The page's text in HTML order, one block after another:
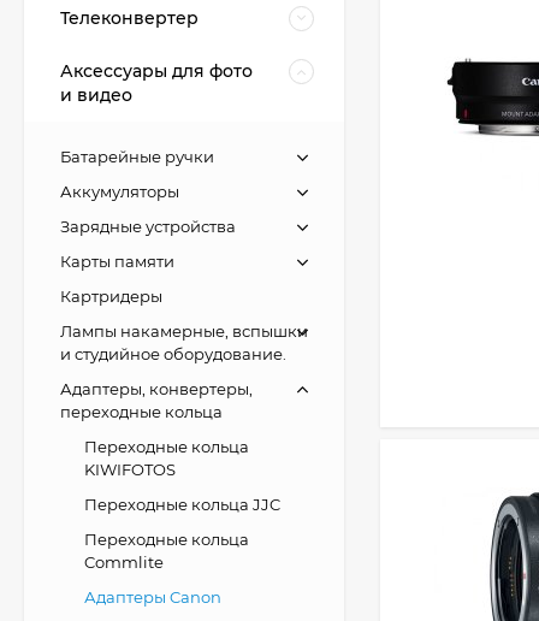
Телеконвертер
Аксессуары для фото
и видео
Батарейные ручки
Аккумуляторы
Зарядные устройства
Карты памяти
Картридеры
Лампы накамерные, вспышки
и студийное оборудование.
Адаптеры, конвертеры,
переходные кольца
Переходные кольца
KIWIFOTOS
Переходные кольца JJC
Переходные кольца
Commlite
Адаптеры Canon